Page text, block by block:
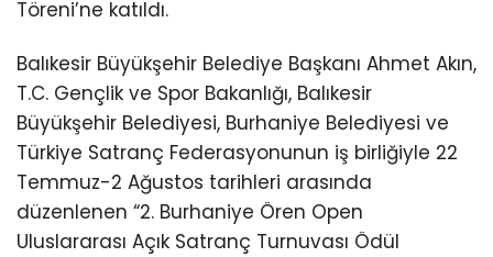
Töreni’ne katıldı.
Balıkesir Büyükşehir Belediye Başkanı Ahmet Akın,
T.C. Gençlik ve Spor Bakanlığı, Balıkesir
Büyükşehir Belediyesi, Burhaniye Belediyesi ve
Türkiye Satranç Federasyonunun iş birliğiyle 22
Temmuz-2 Ağustos tarihleri arasında
düzenlenen “2. Burhaniye Ören Open
Uluslararası Açık Satranç Turnuvası Ödül